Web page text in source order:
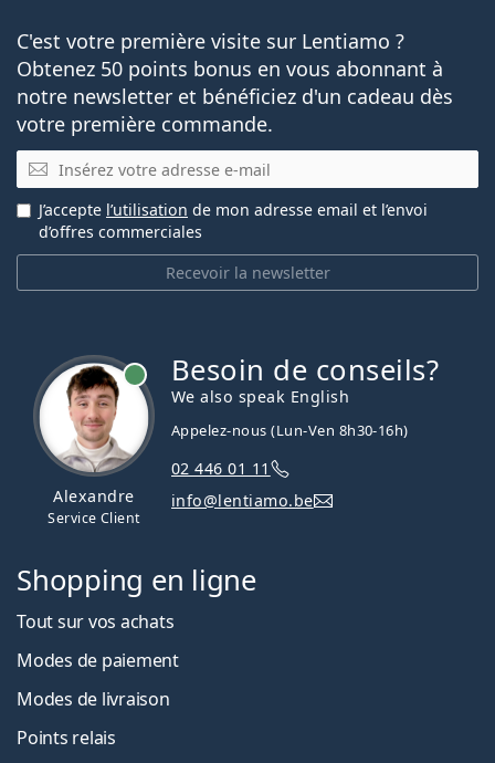
C'est votre première visite sur Lentiamo ?
Obtenez 50 points bonus en vous abonnant à
notre newsletter et bénéficiez d'un cadeau dès
votre première commande.
E-mail
Recevoir la newsletter
J’accepte l’utilisation de mon adresse email et l’envoi
d’offres commerciales
Alexandre
Service Client
Besoin de conseils?
We also speak English
Appelez-nous (Lun-Ven 8h30-16h)
02 446 01 11
info@lentiamo.be
Shopping en ligne
Tout sur vos achats
Modes de paiement
Modes de livraison
Points relais